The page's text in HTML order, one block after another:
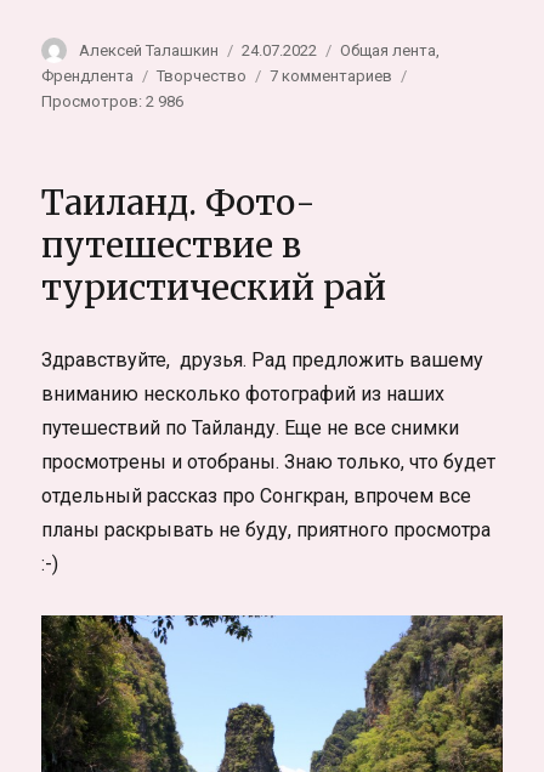
Автор
Алексей Талашкин Опубликовано
24.07.2022 Рубрики
Общая лента,
Френдлента
Метки
Творчество 7 комментариев
Просмотров: 2 986
Таиланд. Фото-
путешествие в
туристический рай
Здравствуйте, друзья. Рад предложить вашему
вниманию несколько фотографий из наших
путешествий по Тайланду. Еще не все снимки
просмотрены и отобраны. Знаю только, что будет
отдельный рассказ про Сонгкран, впрочем все
планы раскрывать не буду, приятного просмотра
:-)